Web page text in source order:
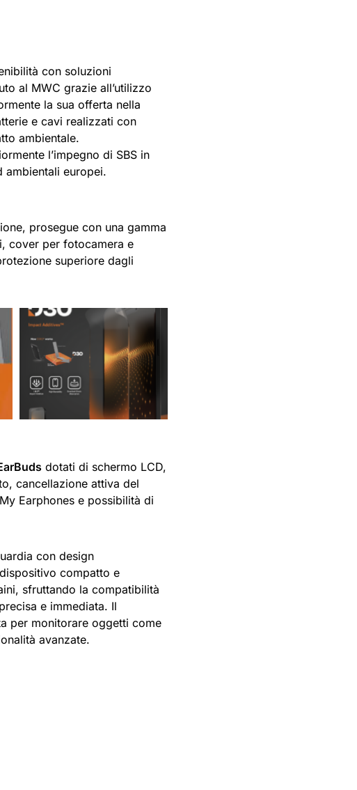
con soluzioni
al MWC grazie all’utilizzo
la sua offerta nella
e cavi realizzati con
ambientale.
l’impegno di SBS in
ambientali europei.
prosegue con una gamma
cover per fotocamera e
superiore dagli
dotati di schermo LCD,
cancellazione attiva del
Earphones e possibilità di
con design
compatto e
sfruttando la compatibilità
e immediata. Il
per monitorare oggetti come
avanzate.